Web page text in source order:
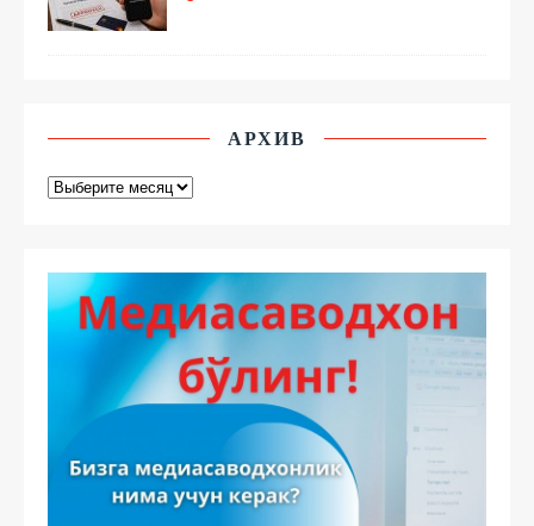
АРХИВ